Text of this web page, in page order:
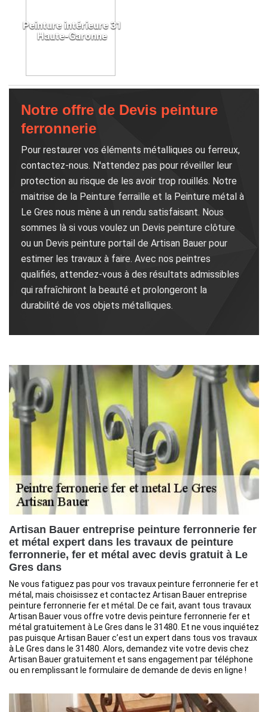
Peinture intérieure 31
Haute-Garonne
Notre offre de Devis peinture
ferronnerie
Pour restaurer vos éléments métalliques ou ferreux,
contactez-nous. N'attendez pas pour réveiller leur
protection au risque de les avoir trop rouillés. Notre
maitrise de la Peinture ferraille et la Peinture métal à
Le Gres nous mène à un rendu satisfaisant. Nous
sommes là si vous voulez un Devis peinture clôture
ou un Devis peinture portail de Artisan Bauer pour
estimer les travaux à faire. Avec nos peintres
qualifiés, attendez-vous à des résultats admissibles
qui rafraîchiront la beauté et prolongeront la
durabilité de vos objets métalliques.
Artisan Bauer entreprise peinture ferronnerie fer
et métal expert dans les travaux de peinture
ferronnerie, fer et métal avec devis gratuit à Le
Gres dans
Ne vous fatiguez pas pour vos travaux peinture ferronnerie fer et
métal, mais choisissez et contactez Artisan Bauer entreprise
peinture ferronnerie fer et métal. De ce fait, avant tous travaux
Artisan Bauer vous offre votre devis peinture ferronnerie fer et
métal gratuitement à Le Gres dans le 31480. Et ne vous inquiétez
pas puisque Artisan Bauer c’est un expert dans tous vos travaux
à Le Gres dans le 31480. Alors, demandez vite votre devis chez
Artisan Bauer gratuitement et sans engagement par téléphone
ou en remplissant le formulaire de demande de devis en ligne !